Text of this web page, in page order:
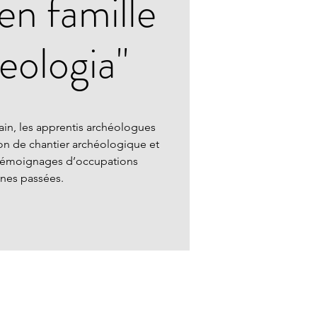
famille
les apprentis archéologues
de chantier archéologique et
d’occupations
passées.